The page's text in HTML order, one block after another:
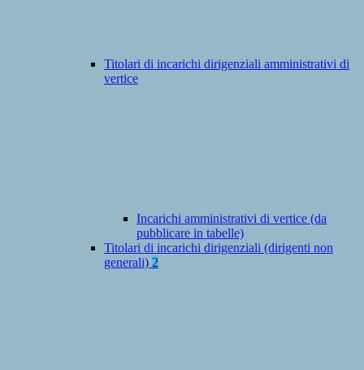
Titolari di incarichi dirigenziali amministrativi di
vertice
Incarichi amministrativi di vertice (da
pubblicare in tabelle)
Titolari di incarichi dirigenziali (dirigenti non
generali) 2